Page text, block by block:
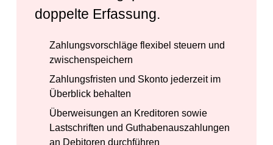
doppelte Erfassung.
Zahlungsvorschläge flexibel steuern und
zwischenspeichern
Zahlungsfristen und Skonto jederzeit im
Überblick behalten
Überweisungen an Kreditoren sowie
Lastschriften und Guthabenauszahlungen
an Debitoren durchführen